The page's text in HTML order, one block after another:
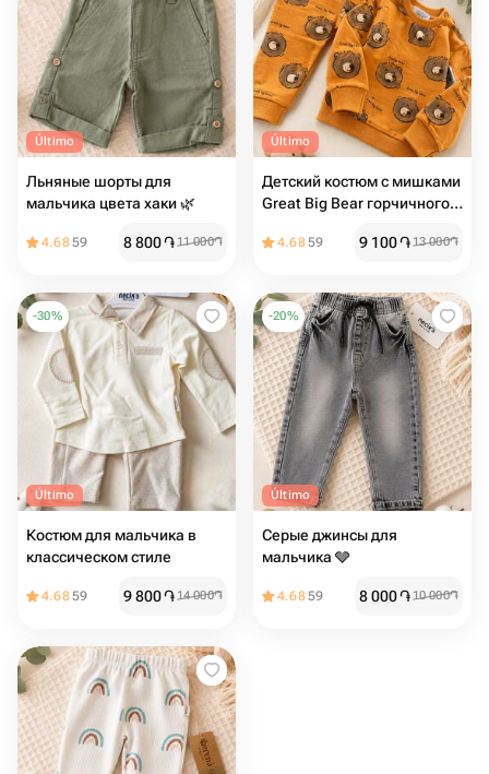
Último
Льняные шорты для
мальчика цвета хаки 🌿
4.6859 8 800֏11 000֏
Último
Детский костюм с мишками
Great Big Bear горчичного
4.6859 9 100֏13 000֏
-30%
Último
Костюм для мальчика в
классическом стиле
4.6859 9 800֏14 000֏
-20%
Último
Серые джинсы для
мальчика 🩶
4.6859 8 000֏10 000֏